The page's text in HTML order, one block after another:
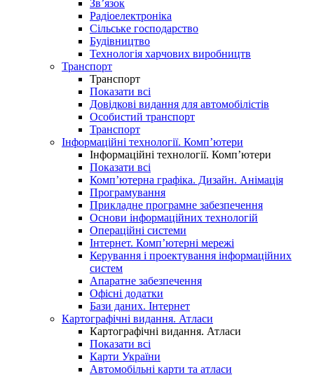
Зв’язок
Радіоелектроніка
Сільське господарство
Будівництво
Технологія харчових виробництв
Транспорт
Транспорт
Показати всі
Довідкові видання для автомобілістів
Особистий транспорт
Транспорт
Інформаційні технології. Комп’ютери
Інформаційні технології. Комп’ютери
Показати всі
Комп’ютерна графіка. Дизайн. Анімація
Програмування
Прикладне програмне забезпечення
Основи інформаційних технологій
Операційні системи
Інтернет. Комп’ютерні мережі
Керування і проектування інформаційних
систем
Апаратне забезпечення
Офісні додатки
Бази даних. Інтернет
Картографічні видання. Атласи
Картографічні видання. Атласи
Показати всі
Карти України
Автомобільні карти та атласи